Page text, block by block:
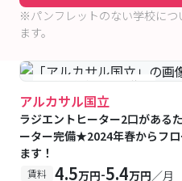
※パンフレットのない学校につ
ます。
#予約受付中 #空室待ち
アルカサル国立
ラジエントヒーター2口がある
ーター完備★2024年春からフ
ます！
賃料 4.5万円-5.4万円／月